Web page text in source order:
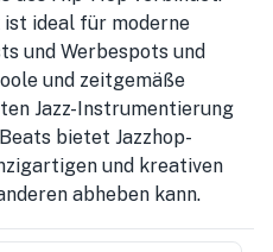
ideal für moderne
und Werbespots und
und zeitgemäße
Jazz-Instrumentierung
bietet Jazzhop-
und kreativen
abheben kann.